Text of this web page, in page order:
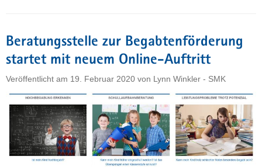
i
e
n
d
e
N
a
v
i
Beratungsstelle zur Begabtenförderung
startet mit neuem Online-Auftritt
Veröffentlicht am 19. Februar 2020 von Lynn Winkler - SMK